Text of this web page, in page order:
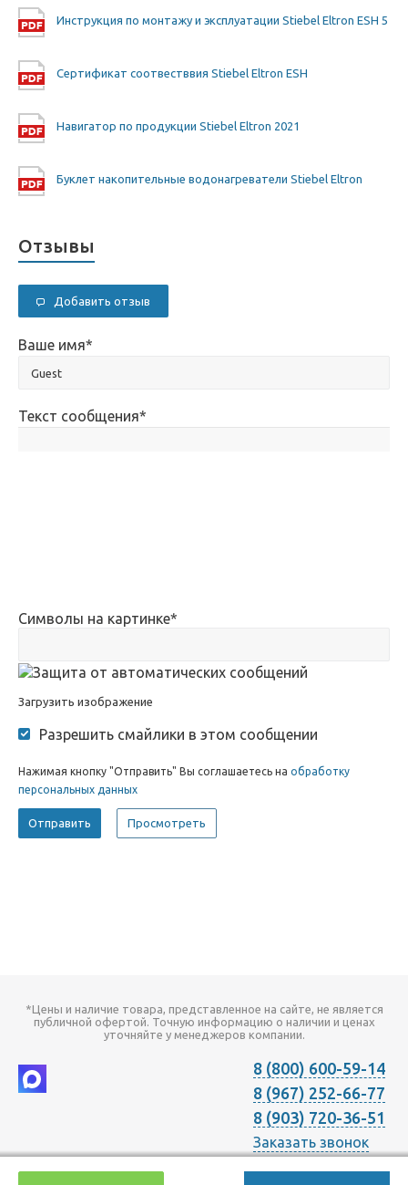
Инструкция по монтажу и эксплуатации Stiebel Eltron ESH 5
Сертификат соотвестввия Stiebel Eltron ESH
Навигатор по продукции Stiebel Eltron 2021
Буклет накопительные водонагреватели Stiebel Eltron
Отзывы
Добавить отзыв
Ваше имя*
Текст сообщения*
Символы на картинке*
Загрузить изображение
Разрешить смайлики в этом сообщении
Нажимая кнопку "Отправить" Вы соглашаетесь на обработку
персональных данных
*Цены и наличие товара, представленное на сайте, не является
публичной офертой. Точную информацию о наличии и ценах
уточняйте у менеджеров компании.
8 (800) 600-59-14
8 (967) 252-66-77
8 (903) 720-36-51
Заказать звонок